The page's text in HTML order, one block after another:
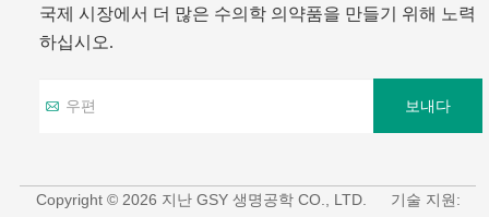
국제 시장에서 더 많은 수의학 의약품을 만들기 위해 노력
하십시오.
보내다
Copyright © 2026 지난 GSY 생명공학 CO., LTD.
기술 지원: